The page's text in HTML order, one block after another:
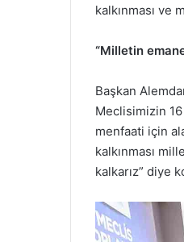
kalkınması ve
“Milletin
Başkan
Meclisimizin
menfaati için
kalkınması
kalkarız” diye